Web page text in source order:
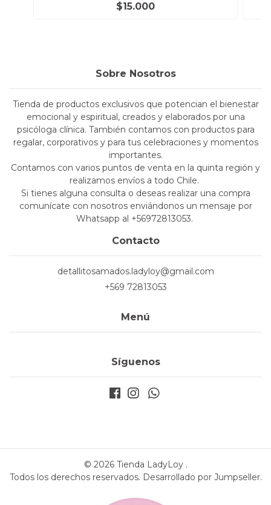
$15.000
Sobre Nosotros
Tienda de productos exclusivos que potencian el bienestar
emocional y espiritual, creados y elaborados por una
psicóloga clínica. También contamos con productos para
regalar, corporativos y para tus celebraciones y momentos
importantes.
Contamos con varios puntos de venta en la quinta región y
realizamos envíos a todo Chile.
Si tienes alguna consulta o deseas realizar una compra
comunícate con nosotros enviándonos un mensaje por
Whatsapp al +56972813053.
Contacto
detallitosamados.ladyloy@gmail.com
+569 72813053
Menú
Síguenos
© 2026 Tienda LadyLoy .
Todos los derechos reservados. Desarrollado por Jumpseller.